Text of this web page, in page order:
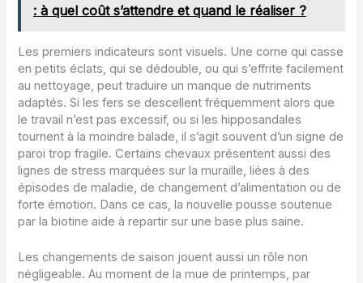
: à quel coût s’attendre et quand le réaliser ?
Les premiers indicateurs sont visuels. Une corne qui casse
en petits éclats, qui se dédouble, ou qui s’effrite facilement
au nettoyage, peut traduire un manque de nutriments
adaptés. Si les fers se descellent fréquemment alors que
le travail n’est pas excessif, ou si les hipposandales
tournent à la moindre balade, il s’agit souvent d’un signe de
paroi trop fragile. Certains chevaux présentent aussi des
lignes de stress marquées sur la muraille, liées à des
épisodes de maladie, de changement d’alimentation ou de
forte émotion. Dans ce cas, la nouvelle pousse soutenue
par la biotine aide à repartir sur une base plus saine.
Les changements de saison jouent aussi un rôle non
négligeable. Au moment de la mue de printemps, par